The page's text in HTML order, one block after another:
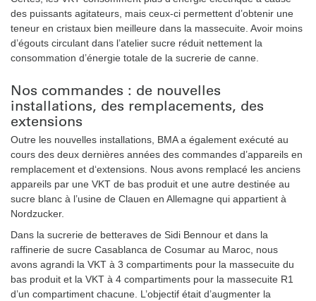
des puissants agitateurs, mais ceux-ci permettent d’obtenir une
teneur en cristaux bien meilleure dans la massecuite. Avoir moins
d’égouts circulant dans l’atelier sucre réduit nettement la
consommation d’énergie totale de la sucrerie de canne.
Nos commandes : de nouvelles
installations, des remplacements, des
extensions
Outre les nouvelles installations, BMA a également exécuté au
cours des deux dernières années des commandes d’appareils en
remplacement et d‘extensions. Nous avons remplacé les anciens
appareils par une VKT de bas produit et une autre destinée au
sucre blanc à l’usine de Clauen en Allemagne qui appartient à
Nordzucker.
Dans la sucrerie de betteraves de Sidi Bennour et dans la
raffinerie de sucre Casablanca de Cosumar au Maroc, nous
avons agrandi la VKT à 3 compartiments pour la massecuite du
bas produit et la VKT à 4 compartiments pour la massecuite R1
d’un compartiment chacune. L’objectif était d’augmenter la